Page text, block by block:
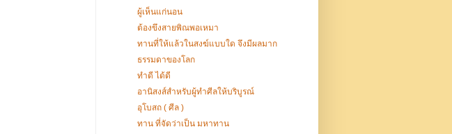
ผู้เห็นแก่นอน
ต้องขึงสายพิณพอเหมา
ทานที่ให้แล้วในสงฆ์แบบใด จึงมีผลมาก
ธรรมดาของโลก
ทำดี ได้ดี
อานิสงส์สำหรับผู้ทำศีลให้บริบูรณ์
อุโบสถ ( ศีล )
ทาน ที่จัดว่าเป็น มหาทาน